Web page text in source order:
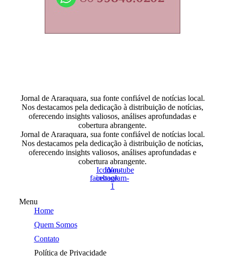
Jornal de Araraquara, sua fonte confiável de notícias local.
Nos destacamos pela dedicação à distribuição de notícias,
oferecendo insights valiosos, análises aprofundadas e
cobertura abrangente.
Jornal de Araraquara, sua fonte confiável de notícias local.
Nos destacamos pela dedicação à distribuição de notícias,
oferecendo insights valiosos, análises aprofundadas e
cobertura abrangente.
Icon-
facebook
Icon-
instagram-
1
Youtube
Menu
Home
Quem Somos
Contato
Política de Privacidade